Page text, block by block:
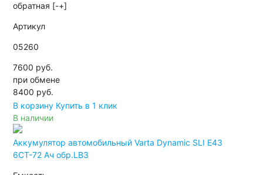
обратная [-+]
Артикул
05260
7600 руб.
при обмене
8400 руб.
В корзину Купить в 1 клик
В наличии
Аккумулятор автомобильный Varta Dynamic SLI E43
6СТ-72 Ач обр.LB3